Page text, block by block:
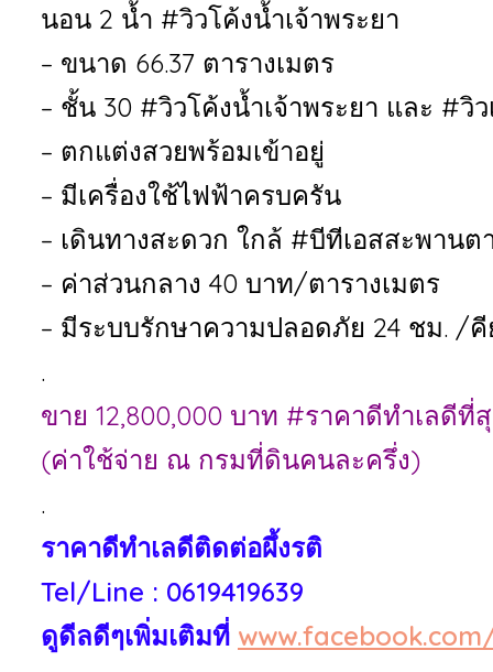
นอน 2 น้ำ #วิวโค้งน้ำเจ้าพระยา
– ขนาด 66.37 ตารางเมตร
– ชั้น 30 #วิวโค้งน้ำเจ้าพระยา และ #วิว
– ตกแต่งสวยพร้อมเข้าอยู่
– มีเครื่องใช้ไฟฟ้าครบครัน
– เดินทางสะดวก ใกล้ #บีทีเอสสะพาน
– ค่าส่วนกลาง 40 บาท/ตารางเมตร
– มีระบบรักษาความปลอดภัย 24 ชม. /
.
ขาย 12,800,000 บาท #ราคาดีทำเลดีที่
(ค่าใช้จ่าย ณ กรมที่ดินคนละครึ่ง)
.
ราคาดีทำเลดีติดต่อผึ้งรติ
Tel/Line : 0619419639
ดูดีลดีๆเพิ่มเติมที่